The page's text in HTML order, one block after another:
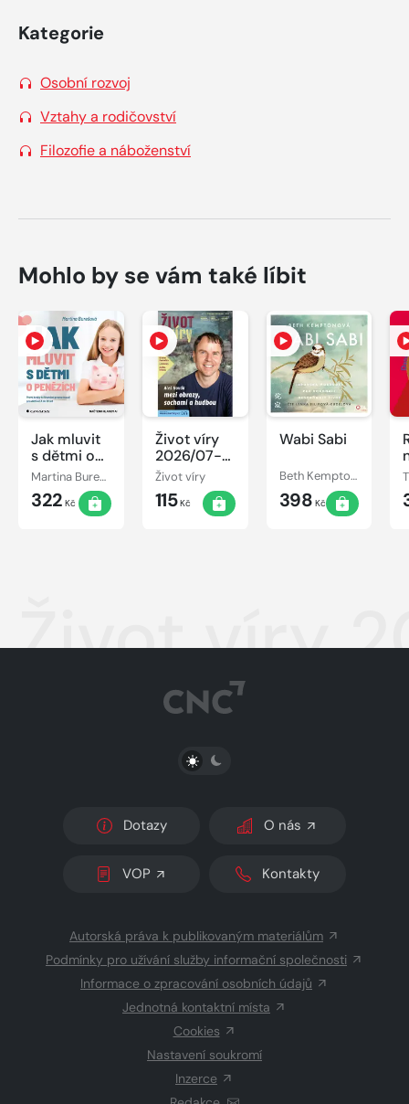
Kategorie
Osobní rozvoj
Vztahy a rodičovství
Filozofie a náboženství
Mohlo by se vám také líbit
Jak mluvit
s dětmi o
penězích Martina Burešová
322 Kč
Život víry
2026/07-
08
Život víry
115Kč
Wabi Sabi
Beth Kemptonová
398 Kč
Život víry
PŘEPNOUT SVĚTLÝ/TMAVÝ REŽIM
Dotazy O nás
VOP Kontakty
Autorská práva k publikovaným materiálům
Podmínky pro užívání služby informační společnosti
Informace o zpracování osobních údajů
Jednotná kontaktní místa
Cookies
Nastavení soukromí
Inzerce